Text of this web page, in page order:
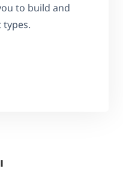
to build and
types.